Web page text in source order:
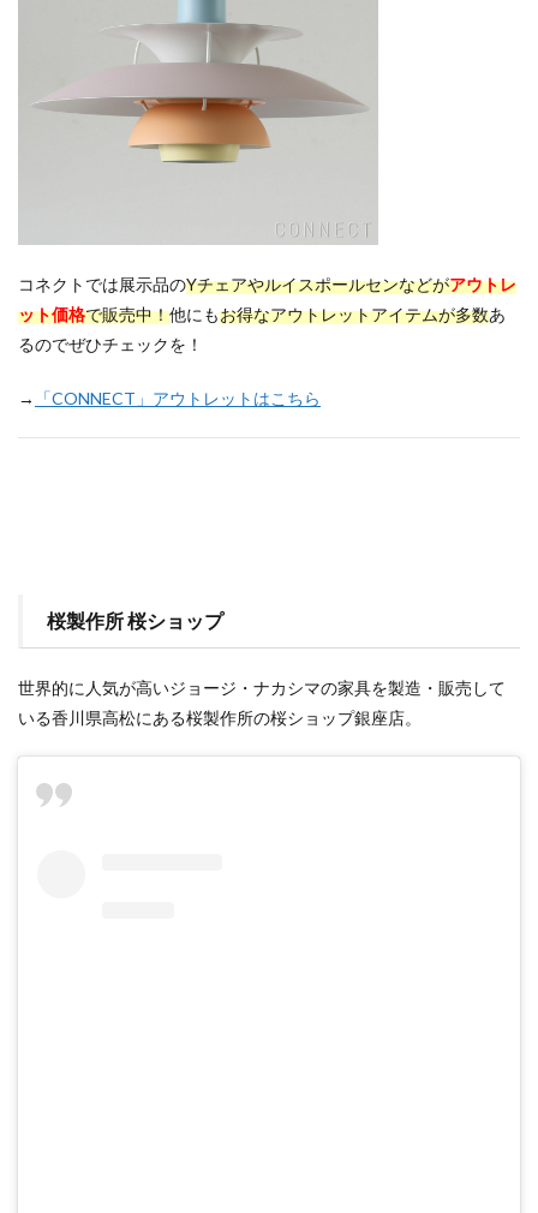
コネクトでは展示品のYチェアやルイスポールセンなどがアウトレ
ット価格で販売中！他にもお得なアウトレットアイテムが多数あ
るのでぜひチェックを！
→ 「CONNECT」アウトレットはこちら
桜製作所 桜ショップ
世界的に人気が高いジョージ・ナカシマの家具を製造・販売して
いる香川県高松にある桜製作所の桜ショップ銀座店。